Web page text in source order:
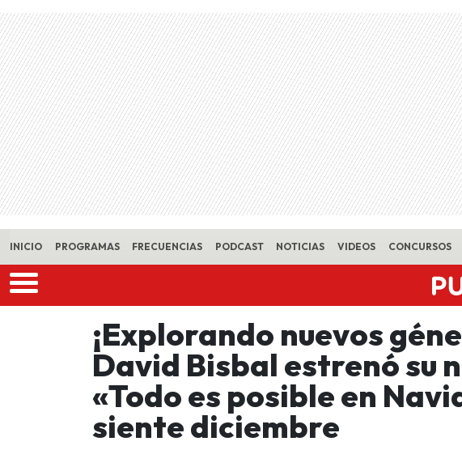
Skip to main content
INICIO PROGRAMAS FRECUENCIAS PODCAST NOTICIAS VIDEOS CONCURSOS
¡Explorando nuevos
David Bisbal estrenó su
«Todo es posible en
siente diciembre